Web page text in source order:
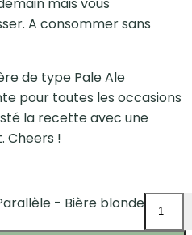
A consommer sans
de type Pale Ale
pour toutes les occasions
la recette avec une
Cheers !
- Bière blonde